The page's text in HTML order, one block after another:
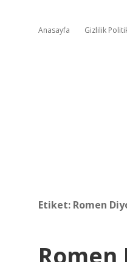
Anasayfa Gizlilik
Etiket: Romen